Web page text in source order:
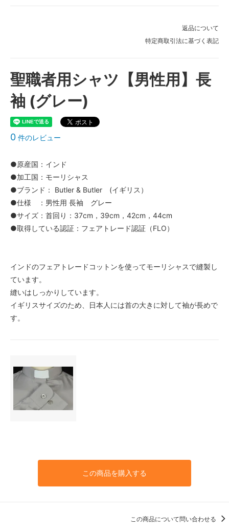
返品について
特定商取引法に基づく表記
聖職者用シャツ【男性用】長
袖 (グレー)
0 件のレビュー
●原産国：インド
●加工国：モーリシャス
●ブランド： Butler & Butler (イギリス）
●仕様 ：男性用 長袖 グレー
●サイズ：首回り：37cm，39cm，42cm，44cm
●取得している認証：フェアトレード認証（FLO）
インドのフェアトレードコットンを使ってモーリシャスで縫製し
ています。
縫いはしっかりしています。
イギリスサイズのため、日本人には首の大きに対して袖が長めで
す。
この商品を購入する
この商品について問い合わせる